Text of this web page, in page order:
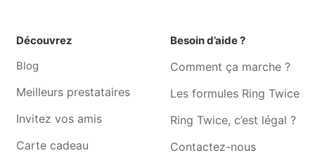
Belgrade
Châtelineau
Châtelet
Professeur particulier Bois-
de-villers
Professeur particulier
Wépion
Ransart
Découvrez
Blog
Meilleurs prestataires
Invitez vos amis
Carte cadeau
Besoin d’aide ?
Comment ça marche ?
Les formules Ring Twice
Ring Twice, c’est légal ?
Contactez-nous